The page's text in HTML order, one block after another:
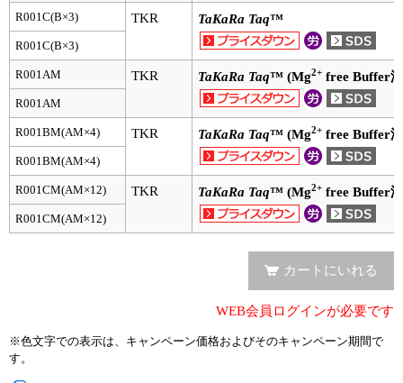
幹細胞・再生医療研究ガイド
クローニング実験ガイド
細胞選択ガイド
エピジェネティクス実験ガイド
RNAi実験ガイド
動画ライブラリー
R001C(B×3) TKR TaKaRa Taq™
R001C(B×3)
R001AM TKR TaKaRa Taq™ (Mg2+ free Buffer
R001AM
R001BM(AM×4) TKR TaKaRa Taq™ (Mg2+ free Buffer
R001BM(AM×4)
R001CM(AM×12) TKR TaKaRa Taq™ (Mg2+ free Buffer
R001CM(AM×12)
※色文字での表示は、キャンペーン価格およびそのキャンペーン期間で
す。
カートにいれる
WEB会員ログインが必要です